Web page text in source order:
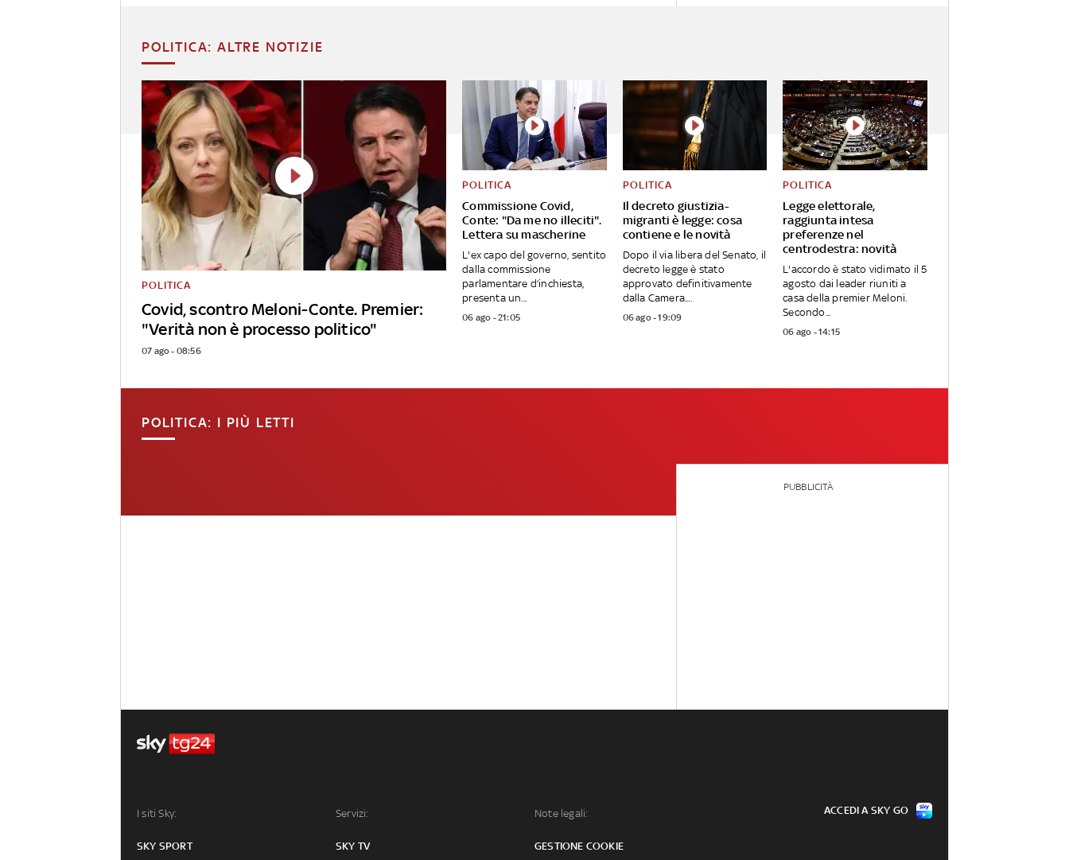
POLITICA: ALTRE NOTIZIE
Covid, scontro Meloni-Conte. Premier:
"Verità non è processo politico"
POLITICA
07 ago - 08:56
Commissione Covid,
Conte: "Da me no illeciti".
Lettera su mascherine
POLITICA
L'ex capo del governo, sentito
dalla commissione
parlamentare d’inchiesta,
presenta un...
06 ago - 21:05
Il decreto giustizia-
migranti è legge: cosa
contiene e le novità
POLITICA
Dopo il via libera del Senato, il
decreto legge è stato
approvato definitivamente
dalla Camera....
06 ago - 19:09
Legge elettorale,
raggiunta intesa
preferenze nel
centrodestra: novità
POLITICA
L'accordo è stato vidimato il 5
agosto dai leader riuniti a
casa della premier Meloni.
Secondo...
06 ago - 14:15
POLITICA: I PIÙ LETTI
PUBBLICITÀ
I siti Sky:
SKY SPORT
Servizi:
SKY TV
Note legali:
GESTIONE COOKIE
ACCEDI A SKY GO